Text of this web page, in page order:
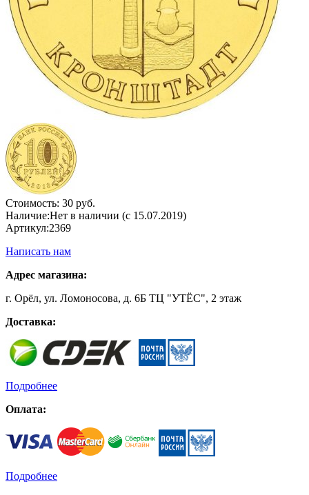
Стоимость: 30 руб.
Наличие:Нет в наличии (с 15.07.2019)
Артикул:2369
Написать нам
Адрес магазина:
г. Орёл, ул. Ломоносова, д. 6Б ТЦ "УТЁС", 2 этаж
Доставка:
Подробнее
Оплата:
Подробнее